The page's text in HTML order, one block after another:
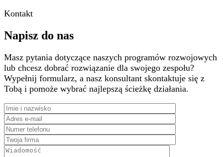
Kontakt
Napisz do nas
Masz pytania dotyczące naszych programów rozwojowych
lub chcesz dobrać rozwiązanie dla swojego zespołu?
Wypełnij formularz, a nasz konsultant skontaktuje się z
Tobą i pomoże wybrać najlepszą ścieżkę działania.